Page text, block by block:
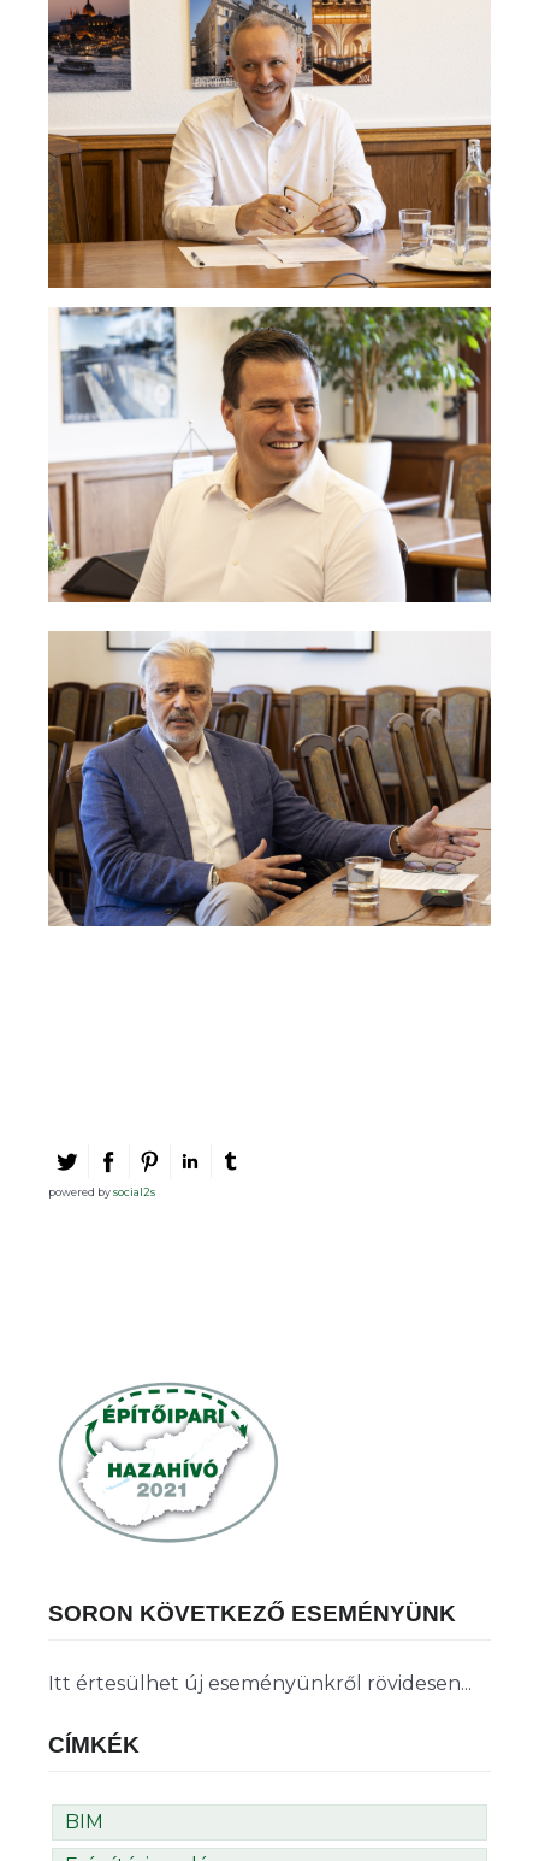
powered bysocial2s
SORON KÖVETKEZŐ ESEMÉNYÜNK
Itt értesülhet új eseményünkről rövidesen...
CÍMKÉK
BIM